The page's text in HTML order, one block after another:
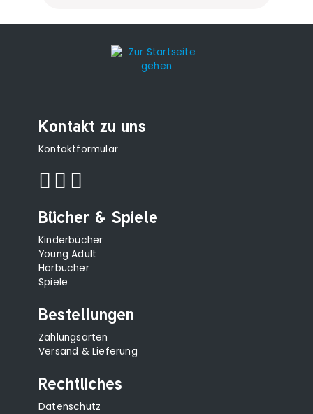
Kontakt zu uns
Kontaktformular
Bücher & Spiele
Kinderbücher
Young Adult
Hörbücher
Spiele
Bestellungen
Zahlungsarten
Versand & Lieferung
Rechtliches
Datenschutz